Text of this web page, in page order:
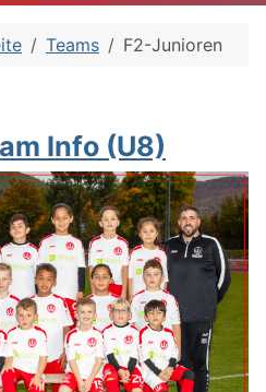
Teams F2-Junioren
Info (U8)